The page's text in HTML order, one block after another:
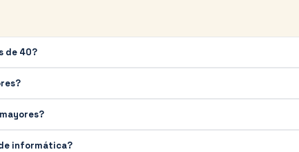
de 40?
informática?